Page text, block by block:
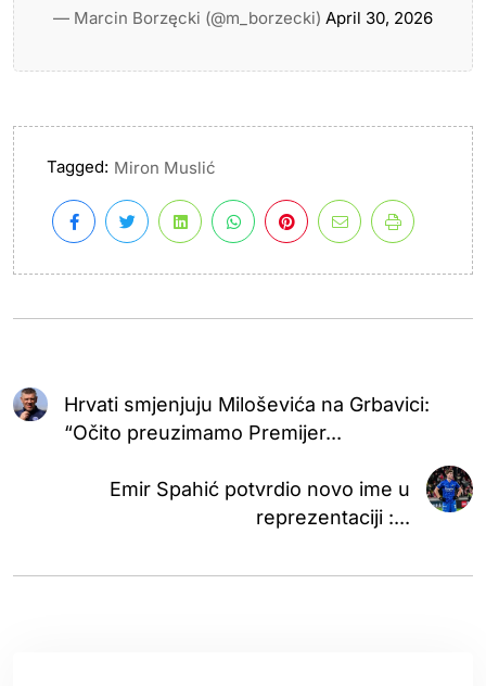
— Marcin Borzęcki (@m_borzecki) April 30, 2026
Tagged: Miron Muslić
Hrvati smjenjuju Miloševića na Grbavici:
“Očito preuzimamo Premijer...
Emir Spahić potvrdio novo ime u
reprezentaciji :...